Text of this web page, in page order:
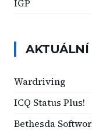
IGP
AKTUÁLNÍ
Wardriving
ICQ Status Plus!
Bethesda